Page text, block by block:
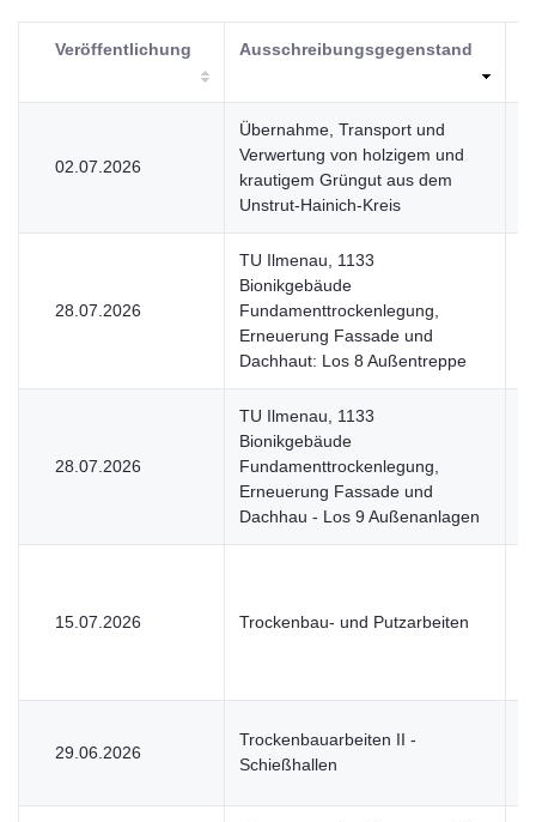
Veröffentlichung Ausschreibungsgegenstand
02.07.2026
Übernahme, Transport und
Verwertung von holzigem und
krautigem Grüngut aus dem
Unstrut-Hainich-Kreis
28.07.2026
TU Ilmenau, 1133
Bionikgebäude
Fundamenttrockenlegung,
Erneuerung Fassade und
Dachhaut: Los 8 Außentreppe
28.07.2026
TU Ilmenau, 1133
Bionikgebäude
Fundamenttrockenlegung,
Erneuerung Fassade und
Dachhau - Los 9 Außenanlagen
15.07.2026 Trockenbau- und Putzarbeiten
29.06.2026
Trockenbauarbeiten II -
Schießhallen